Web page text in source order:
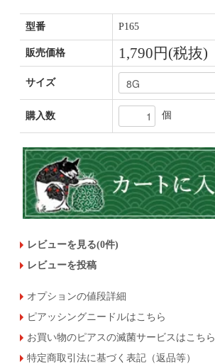
型番 P165
販売価格 1,790円(税抜)
サイズ
購入数 個
レビューを見る(0件)
レビューを投稿
オプションの値段詳細
ピアッシングニードルはこちら
お買い物のピアスの滅菌サービスはこちら
特定商取引法に基づく表記（返品等）